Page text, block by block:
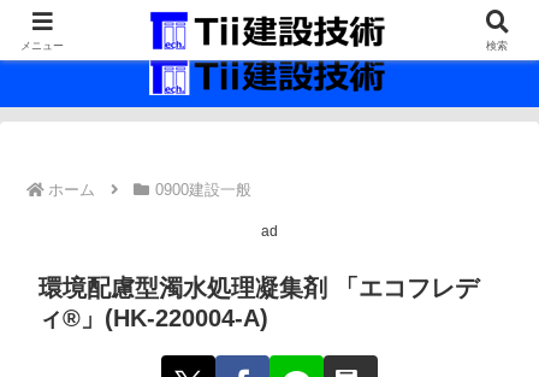
最新の建設技術の情報インフラ。
ホーム 0900建設一般
ad
環境配慮型濁水処理凝集剤 「エコフレデ
ィ®」(HK-220004-A)
メニュー 検索